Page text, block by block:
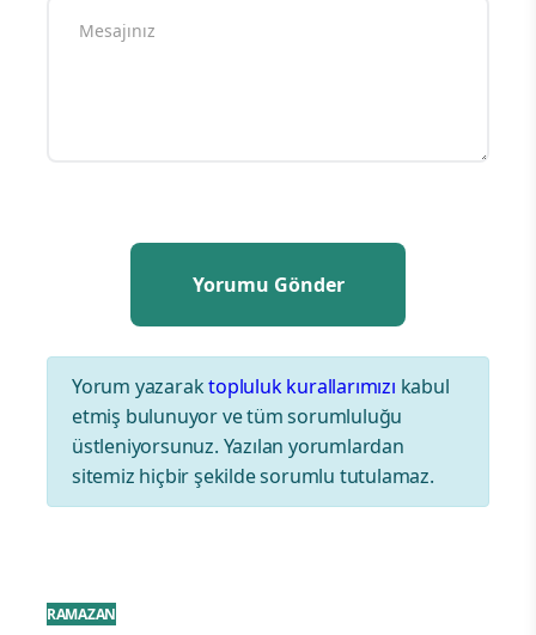
Yorum yazaraktopluluk kurallarımızı kabul
etmiş bulunuyor ve tüm sorumluluğu
üstleniyorsunuz. Yazılan yorumlardan
sitemiz hiçbir şekilde sorumlu tutulamaz.
RAMAZAN